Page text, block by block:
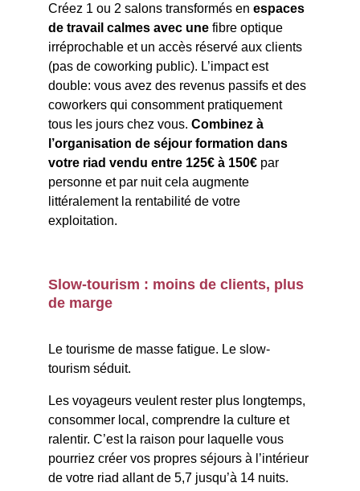
Créez 1 ou 2 salons transformés en espaces
de travail calmes avec une fibre optique
irréprochable et un accès réservé aux clients
(pas de coworking public). L’impact est
double: vous avez des revenus passifs et des
coworkers qui consomment pratiquement
tous les jours chez vous. Combinez à
l’organisation de séjour formation dans
votre riad vendu entre 125€ à 150€ par
personne et par nuit cela augmente
littéralement la rentabilité de votre
exploitation.
Slow-tourism : moins de clients, plus
de marge
Le tourisme de masse fatigue. Le slow-
tourism séduit.
Les voyageurs veulent rester plus longtemps,
consommer local, comprendre la culture et
ralentir. C’est la raison pour laquelle vous
pourriez créer vos propres séjours à l’intérieur
de votre riad allant de 5,7 jusqu’à 14 nuits.